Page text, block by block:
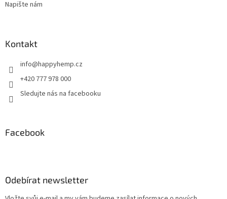
Napište nám
Kontakt
info@happyhemp.cz
+420 777 978 000
Sledujte nás na facebooku
Facebook
Odebírat newsletter